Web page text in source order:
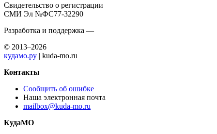
Свидетельство о регистрации
СМИ Эл №ФС77-32290
Разработка и поддержка —
© 2013–2026
кудамо.ру | kuda-mo.ru
Контакты
Сообщить об ошибке
Наша электронная почта
mailbox@kuda-mo.ru
КудаМО